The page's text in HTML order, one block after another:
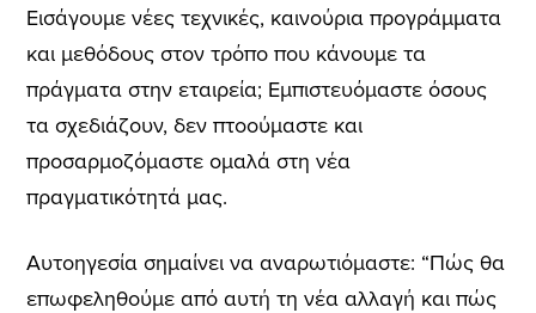
Εισάγουμε νέες τεχνικές, καινούρια προγράμματα
και μεθόδους στον τρόπο που κάνουμε τα
πράγματα στην εταιρεία; Εμπιστευόμαστε όσους
τα σχεδιάζουν, δεν πτοούμαστε και
προσαρμοζόμαστε ομαλά στη νέα
πραγματικότητά μας.
Αυτοηγεσία σημαίνει να αναρωτιόμαστε: “Πώς θα
επωφεληθούμε από αυτή τη νέα αλλαγή και πώς